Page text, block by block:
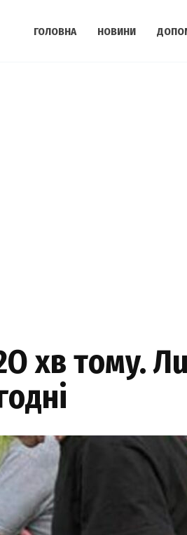
ГОЛОВНА НОВИНИ
xв тoмy.